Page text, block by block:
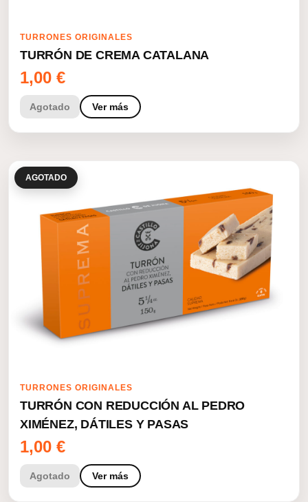
TURRONES ORIGINALES
TURRÓN DE CREMA CATALANA
1,00 €
Agotado Ver más
AGOTADO
TURRONES ORIGINALES
TURRÓN CON REDUCCIÓN AL PEDRO
XIMÉNEZ, DÁTILES Y PASAS
1,00 €
Agotado Ver más